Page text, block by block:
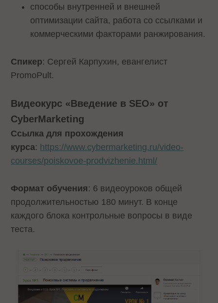
способы внутренней и внешней
оптимизации сайта, работа со ссылками и
коммерческими факторами ранжирования.
Спикер: Сергей Карпухин, евангелист
PromoPult.
Видеокурс «Введение в SEO» от
CyberMarketing
Ссылка для прохождения
курса: https://www.cybermarketing.ru/video-
courses/poiskovoe-prodvizhenie.html/
Формат обучения : 6 видеоуроков общей
продолжительностью 180 минут. В конце
каждого блока контрольные вопросы в виде
теста.